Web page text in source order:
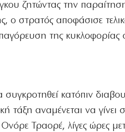
ζητώντας την
ο στρατός αποφάσισε
της κυκλοφορίας
συγκροτηθεί κατόπιν
τάξη αναμένεται να γίνει
Τραορέ, λίγες ώρες